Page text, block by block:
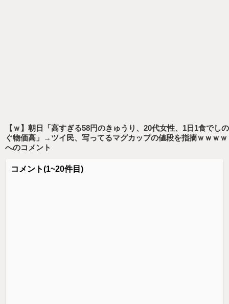
【ｗ】朝日「高すぎる58円のきゅうり、20代女性、1日1食でしの
ぐ物価高」→ツイ民、写ってるマグカップの値段を指摘ｗｗｗｗ
へのコメント
コメント(1~20件目)